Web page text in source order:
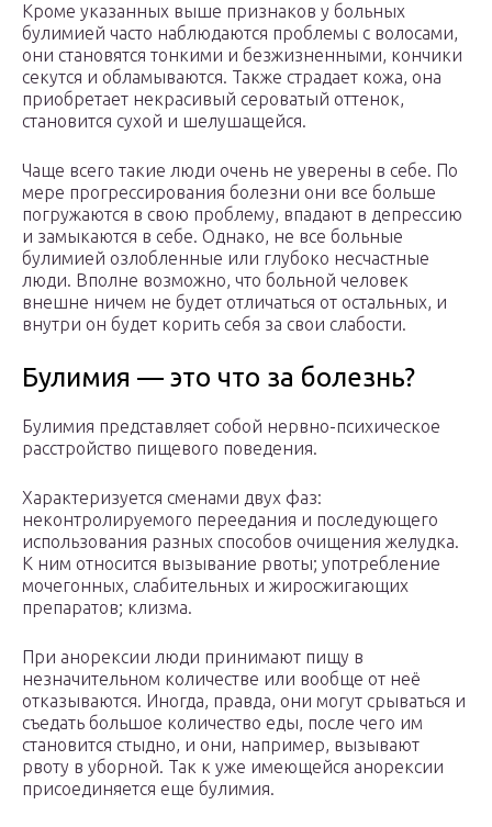
Кроме указанных выше признаков у больных
булимией часто наблюдаются проблемы с волосами,
они становятся тонкими и безжизненными, кончики
секутся и обламываются. Также страдает кожа, она
приобретает некрасивый сероватый оттенок,
становится сухой и шелушащейся.
Чаще всего такие люди очень не уверены в себе. По
мере прогрессирования болезни они все больше
погружаются в свою проблему, впадают в депрессию
и замыкаются в себе. Однако, не все больные
булимией озлобленные или глубоко несчастные
люди. Вполне возможно, что больной человек
внешне ничем не будет отличаться от остальных, и
внутри он будет корить себя за свои слабости.
Булимия — это что за болезнь?
Булимия представляет собой нервно-психическое
расстройство пищевого поведения.
Характеризуется сменами двух фаз:
неконтролируемого переедания и последующего
использования разных способов очищения желудка.
К ним относится вызывание рвоты; употребление
мочегонных, слабительных и жиросжигающих
препаратов; клизма.
При анорексии люди принимают пищу в
незначительном количестве или вообще от неё
отказываются. Иногда, правда, они могут срываться и
съедать большое количество еды, после чего им
становится стыдно, и они, например, вызывают
рвоту в уборной. Так к уже имеющейся анорексии
присоединяется еще булимия.